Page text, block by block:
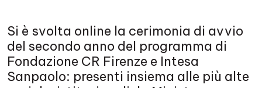
Si è svolta online la cerimonia di avvio
del secondo anno del programma di
Fondazione CR Firenze e Intesa
Sanpaolo: presenti insiema alle più alte